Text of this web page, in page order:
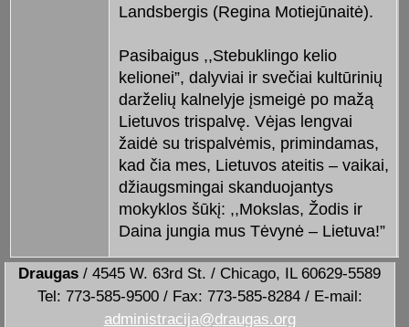
Landsbergis (Regina Motiejūnaitė).
Pasibaigus ,,Stebuklingo kelio
kelionei”, dalyviai ir svečiai kultūrinių
darželių kalnelyje įsmeigė po mažą
Lietuvos trispalvę. Vėjas lengvai
žaidė su trispalvėmis, primindamas,
kad čia mes, Lietuvos ateitis – vaikai,
džiaugsmingai skanduojantys
mokyklos šūkį: ,,Mokslas, Žodis ir
Daina jungia mus Tėvynė – Lietuva!”
Draugas / 4545 W. 63rd St. / Chicago, IL 60629-5589
Tel: 773-585-9500 / Fax: 773-585-8284 / E-mail:
administracija@draugas.org